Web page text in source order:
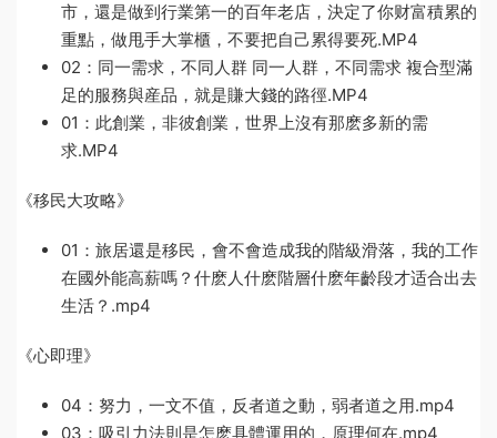
市，還是做到行業第一的百年老店，決定了你财富積累的
重點，做甩手大掌櫃，不要把自己累得要死.MP4
02：同一需求，不同人群 同一人群，不同需求 複合型滿
足的服務與産品，就是賺大錢的路徑.MP4
01：此創業，非彼創業，世界上沒有那麽多新的需
求.MP4
《移民大攻略》
01：旅居還是移民，會不會造成我的階級滑落，我的工作
在國外能高薪嗎？什麽人什麽階層什麽年齡段才适合出去
生活？.mp4
《心即理》
04：努力，一文不值，反者道之動，弱者道之用.mp4
03：吸引力法則是怎麽具體運用的，原理何在.mp4